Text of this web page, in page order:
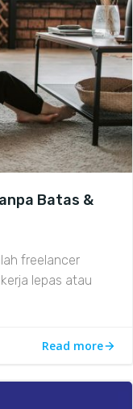
Batas &
freelancer
lepas atau
Read more